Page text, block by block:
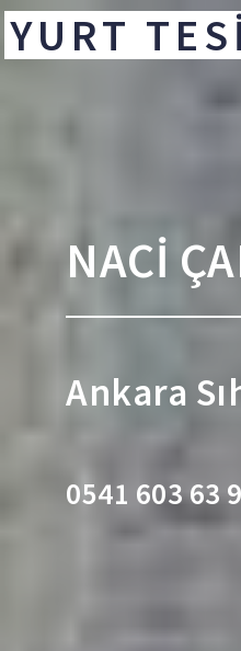
YURT
NACİ
Ankara
0541 603 63